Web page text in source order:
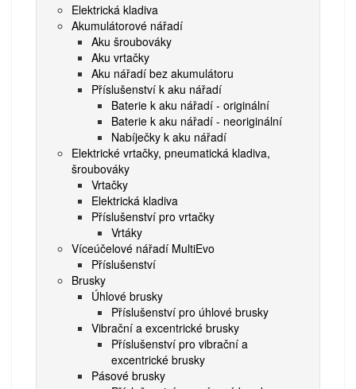
Elektrická kladiva
Akumulátorové nářadí
Aku šroubováky
Aku vrtačky
Aku nářadí bez akumulátoru
Příslušenství k aku nářadí
Baterie k aku nářadí - originální
Baterie k aku nářadí - neoriginální
Nabíječky k aku nářadí
Elektrické vrtačky, pneumatická kladiva,
šroubováky
Vrtačky
Elektrická kladiva
Příslušenství pro vrtačky
Vrtáky
Víceúčelové nářadí MultiEvo
Příslušenství
Brusky
Úhlové brusky
Příslušenství pro úhlové brusky
Vibrační a excentrické brusky
Příslušenství pro vibrační a
excentrické brusky
Pásové brusky